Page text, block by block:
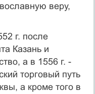
веру,
г. после
Казань и
а в 1556 г. -
торговый путь
а кроме того в